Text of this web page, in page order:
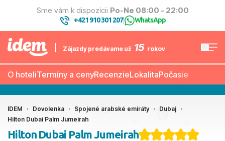
Sme vám k dispozícii Po-Ne 08:00 - 22:00
+421 910 301 207| WhatsApp
Zájazdy predávame už 15 rokov
O hoteliTermíny a cenyRecenzieLokalitaPočasie
IDEM Dovolenka Spojené arabské emiráty
Dubaj
Hilton Dubai Palm Jumeirah
Hilton Dubai Palm Jumeirah